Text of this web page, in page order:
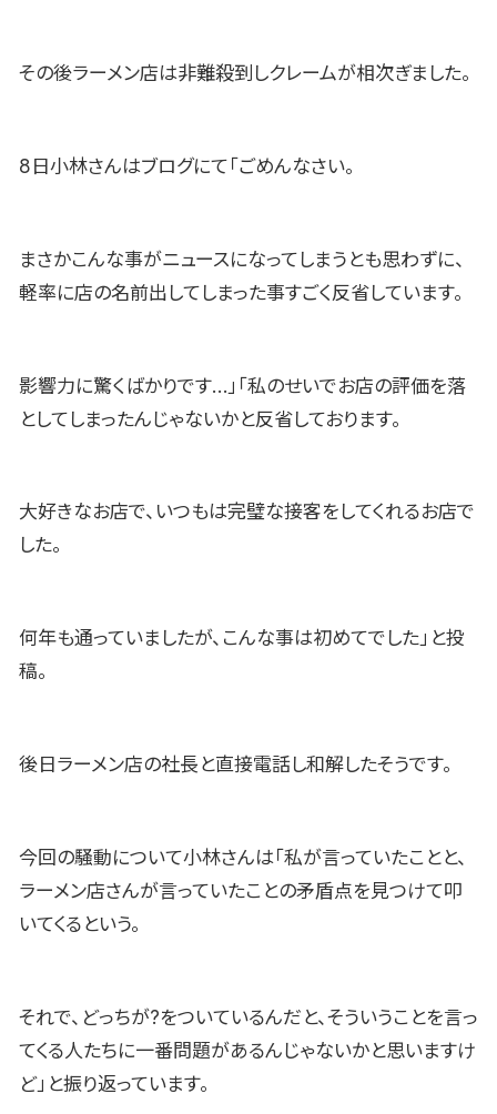
その後ラーメン店は非難殺到しクレームが相次ぎました。
8日小林さんはブログにて「ごめんなさい。
まさかこんな事がニュースになってしまうとも思わずに、
軽率に店の名前出してしまった事すごく反省しています。
影響力に驚くばかりです…」「私のせいでお店の評価を落
としてしまったんじゃないかと反省しております。
大好きなお店で、いつもは完璧な接客をしてくれるお店で
した。
何年も通っていましたが、こんな事は初めてでした」と投
稿。
後日ラーメン店の社長と直接電話し和解したそうです。
今回の騒動について小林さんは「私が言っていたことと、
ラーメン店さんが言っていたことの矛盾点を見つけて叩
いてくるという。
それで、どっちが?をついているんだと、そういうことを言っ
てくる人たちに一番問題があるんじゃないかと思いますけ
ど」と振り返っています。